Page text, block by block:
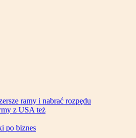
ramy i nabrać rozpędu
z USA też
po biznes